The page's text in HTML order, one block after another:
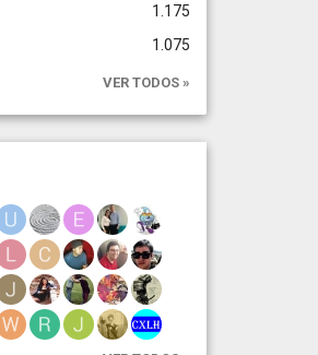
1.175
1.075
VER TODOS »